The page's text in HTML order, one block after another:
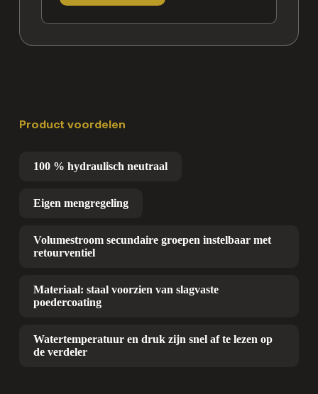
Product voordelen
100 % hydraulisch neutraal
Eigen mengregeling
Volumestroom secundaire groepen instelbaar met
retourventiel
Materiaal: staal voorzien van slagvaste
poedercoating
Watertemperatuur en druk zijn snel af te lezen op
de verdeler